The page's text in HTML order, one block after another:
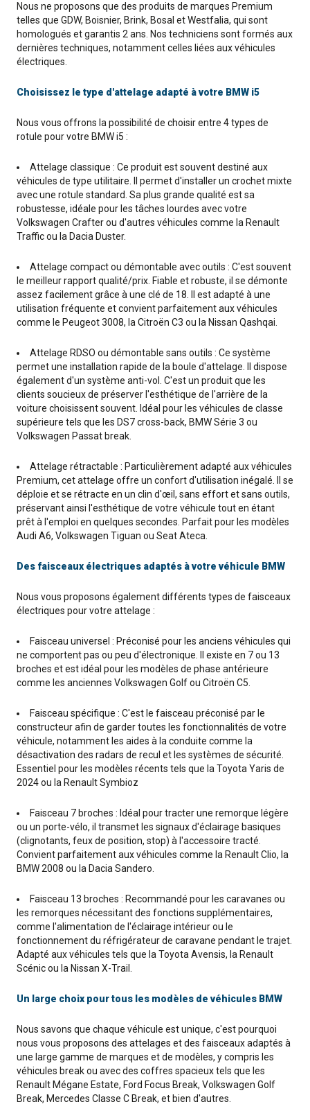
Nous ne proposons que des produits de marques Premium
telles que GDW, Boisnier, Brink, Bosal et Westfalia, qui sont
homologués et garantis 2 ans. Nos techniciens sont formés aux
dernières techniques, notamment celles liées aux véhicules
électriques.
Choisissez le type d'attelage adapté à votre BMW i5
Nous vous offrons la possibilité de choisir entre 4 types de
rotule pour votre BMW i5 :
Attelage classique : Ce produit est souvent destiné aux
véhicules de type utilitaire. Il permet d'installer un crochet mixte
avec une rotule standard. Sa plus grande qualité est sa
robustesse, idéale pour les tâches lourdes avec votre
Volkswagen Crafter ou d'autres véhicules comme la Renault
Traffic ou la Dacia Duster.
Attelage compact ou démontable avec outils : C'est souvent
le meilleur rapport qualité/prix. Fiable et robuste, il se démonte
assez facilement grâce à une clé de 18. Il est adapté à une
utilisation fréquente et convient parfaitement aux véhicules
comme le Peugeot 3008, la Citroën C3 ou la Nissan Qashqai.
Attelage RDSO ou démontable sans outils : Ce système
permet une installation rapide de la boule d'attelage. Il dispose
également d'un système anti-vol. C'est un produit que les
clients soucieux de préserver l'esthétique de l'arrière de la
voiture choisissent souvent. Idéal pour les véhicules de classe
supérieure tels que les DS7 cross-back, BMW Série 3 ou
Volkswagen Passat break.
Attelage rétractable : Particulièrement adapté aux véhicules
Premium, cet attelage offre un confort d'utilisation inégalé. Il se
déploie et se rétracte en un clin d'œil, sans effort et sans outils,
préservant ainsi l'esthétique de votre véhicule tout en étant
prêt à l'emploi en quelques secondes. Parfait pour les modèles
Audi A6, Volkswagen Tiguan ou Seat Ateca.
Des faisceaux électriques adaptés à votre véhicule BMW
Nous vous proposons également différents types de faisceaux
électriques pour votre attelage :
Faisceau universel : Préconisé pour les anciens véhicules qui
ne comportent pas ou peu d'électronique. Il existe en 7 ou 13
broches et est idéal pour les modèles de phase antérieure
comme les anciennes Volkswagen Golf ou Citroën C5.
Faisceau spécifique : C'est le faisceau préconisé par le
constructeur afin de garder toutes les fonctionnalités de votre
véhicule, notamment les aides à la conduite comme la
désactivation des radars de recul et les systèmes de sécurité.
Essentiel pour les modèles récents tels que la Toyota Yaris de
2024 ou la Renault Symbioz
Faisceau 7 broches : Idéal pour tracter une remorque légère
ou un porte-vélo, il transmet les signaux d'éclairage basiques
(clignotants, feux de position, stop) à l'accessoire tracté.
Convient parfaitement aux véhicules comme la Renault Clio, la
BMW 2008 ou la Dacia Sandero.
Faisceau 13 broches : Recommandé pour les caravanes ou
les remorques nécessitant des fonctions supplémentaires,
comme l'alimentation de l'éclairage intérieur ou le
fonctionnement du réfrigérateur de caravane pendant le trajet.
Adapté aux véhicules tels que la Toyota Avensis, la Renault
Scénic ou la Nissan X-Trail.
Un large choix pour tous les modèles de véhicules BMW
Nous savons que chaque véhicule est unique, c'est pourquoi
nous vous proposons des attelages et des faisceaux adaptés à
une large gamme de marques et de modèles, y compris les
véhicules break ou avec des coffres spacieux tels que les
Renault Mégane Estate, Ford Focus Break, Volkswagen Golf
Break, Mercedes Classe C Break, et bien d'autres.